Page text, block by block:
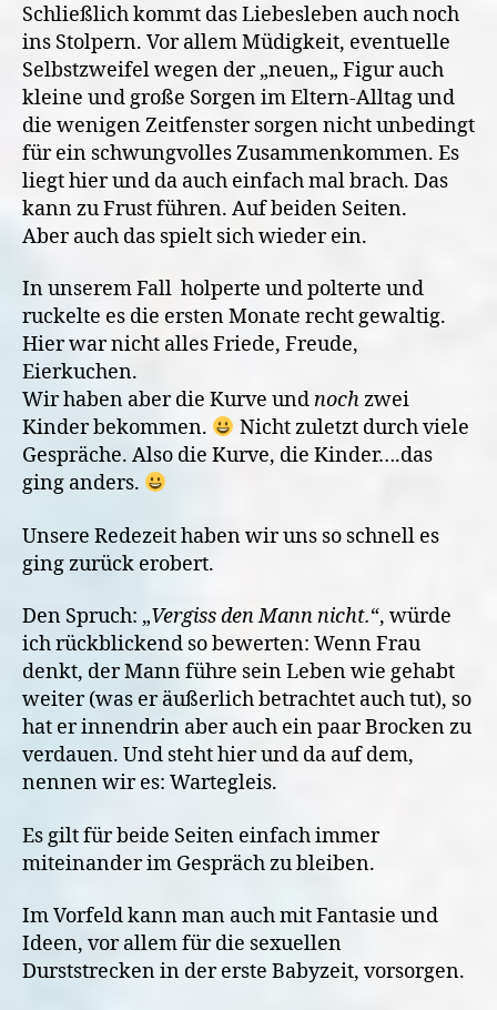
Schließlich kommt das Liebesleben auch noch
ins Stolpern. Vor allem Müdigkeit, eventuelle
Selbstzweifel wegen der „neuen„ Figur auch
kleine und große Sorgen im Eltern-Alltag und
die wenigen Zeitfenster sorgen nicht unbedingt
für ein schwungvolles Zusammenkommen. Es
liegt hier und da auch einfach mal brach. Das
kann zu Frust führen. Auf beiden Seiten.
Aber auch das spielt sich wieder ein.
In unserem Fall holperte und polterte und
ruckelte es die ersten Monate recht gewaltig.
Hier war nicht alles Friede, Freude,
Eierkuchen.
Wir haben aber die Kurve undnochzwei
Kinder bekommen.
Nicht zuletzt durch viele
Gespräche. Also die Kurve, die Kinder….das
ging anders.
Unsere Redezeit haben wir uns so schnell es
ging zurück erobert.
Den Spruch: „Vergiss den Mann nicht.“, würde
ich rückblickend so bewerten: Wenn Frau
denkt, der Mann führe sein Leben wie gehabt
weiter (was er äußerlich betrachtet auch tut), so
hat er innendrin aber auch ein paar Brocken zu
verdauen. Und steht hier und da auf dem,
nennen wir es: Wartegleis.
Es gilt für beide Seiten einfach immer
miteinander im Gespräch zu bleiben.
Im Vorfeld kann man auch mit Fantasie und
Ideen, vor allem für die sexuellen
Durststrecken in der erste Babyzeit, vorsorgen.